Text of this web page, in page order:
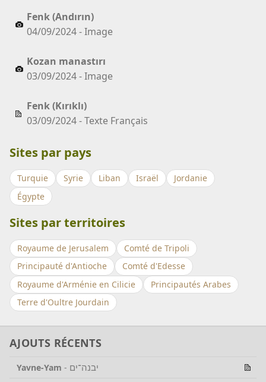
Fenk (Andırın)
04/09/2024 - Image
Kozan manastırı
03/09/2024 - Image
Fenk (Kırıklı)
03/09/2024 - Texte Français
Sites par pays
Turquie Syrie Liban Israël
Jordanie
Égypte
Sites par territoires
Royaume de Jerusalem
Comté de Tripoli
Principauté d'Antioche
Comté d'Edesse
Royaume d'Arménie en Cilicie
Principautés Arabes
Terre d'Oultre Jourdain
AJOUTS RÉCENTS
Yavne-Yam - יבנה־ים